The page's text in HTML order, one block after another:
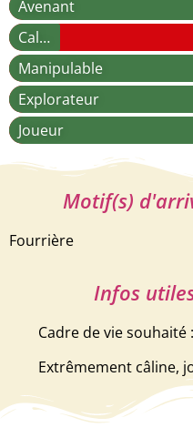
Avenant
Calme
Manipulable
Explorateur
Joueur
Motif(s)
Fourrière
Infos
Cadre de vie
Extrêmement câline,